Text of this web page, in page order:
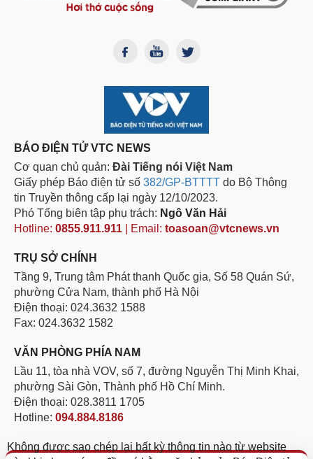
BÁO ĐIỆN TỬ VTC NEWS
Cơ quan chủ quản: Đài Tiếng nói Việt Nam
Giấy phép Báo điện tử số 382/GP-BTTTT do Bộ Thông
tin Truyền thông cấp lại ngày 12/10/2023.
Phó Tổng biên tập phụ trách: Ngô Văn Hải
Hotline: 0855.911.911 | Email: toasoan@vtcnews.vn
TRỤ SỞ CHÍNH
Tầng 9, Trung tâm Phát thanh Quốc gia, Số 58 Quán Sứ,
phường Cửa Nam, thành phố Hà Nội
Điện thoại: 024.3632 1588
Fax: 024.3632 1582
VĂN PHÒNG PHÍA NAM
Lầu 11, tòa nhà VOV, số 7, đường Nguyễn Thị Minh Khai,
phường Sài Gòn, Thành phố Hồ Chí Minh.
Điện thoại: 028.3811 1705
Hotline: 094.884.8186
Không được sao chép lại bất kỳ thông tin nào từ website